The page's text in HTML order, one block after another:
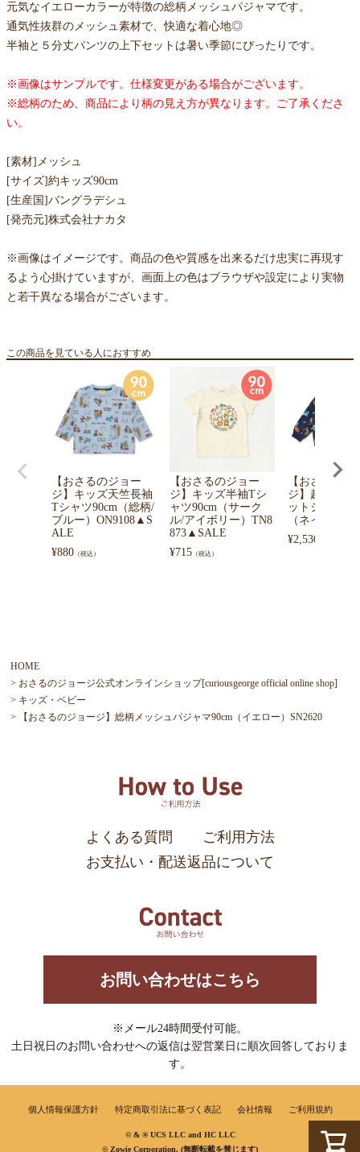
元気なイエローカラーが特徴の総柄メッシュパジャマです。
通気性抜群のメッシュ素材で、快適な着心地◎
半袖と５分丈パンツの上下セットは暑い季節にぴったりです。
※画像はサンプルです。仕様変更がある場合がございます。
※総柄のため、商品により柄の見え方が異なります。ご了承くださ
い。
[素材]メッシュ
[サイズ]約キッズ90cm
[生産国]バングラデシュ
[発売元]株式会社ナカタ
※画像はイメージです。商品の色や質感を出来るだけ忠実に再現す
るよう心掛けていますが、画面上の色はブラウザや設定により実物
と若干異なる場合がございます。
この商品を見ている人におすすめ
【おさるのジョー
ジ】キッズ天竺長袖
Tシャツ90cm（総柄/
ブルー）ON9108▲S
ALE
¥880 （税込）
【おさるのジョー
ジ】キッズ半袖Tシ
ャツ90cm（サーク
ル/アイボリー）TN8
873▲SALE
¥715 （税込）
【おさるのジ
ジ】起毛総柄
ットシャツ
（ネイビー）
¥2,530
HOME
おさるのジョージ公式オンラインショップ[curiousgeorge official online shop]
キッズ・ベビー
【おさるのジョージ】総柄メッシュパジャマ90cm（イエロー）SN2620
よくある質問
ご利用方法
お支払い・配送返品について
お問い合わせはこちら
※メール24時間受付可能。
土日祝日のお問い合わせへの返信は翌営業日に順次回答しておりま
す。
個人情報保護方針 特定商取引法に基づく表記 会社情報 ご利用規約
© & ® UCS LLC and HC LLC
© Zowie Corporation. (無断転載を禁じます)